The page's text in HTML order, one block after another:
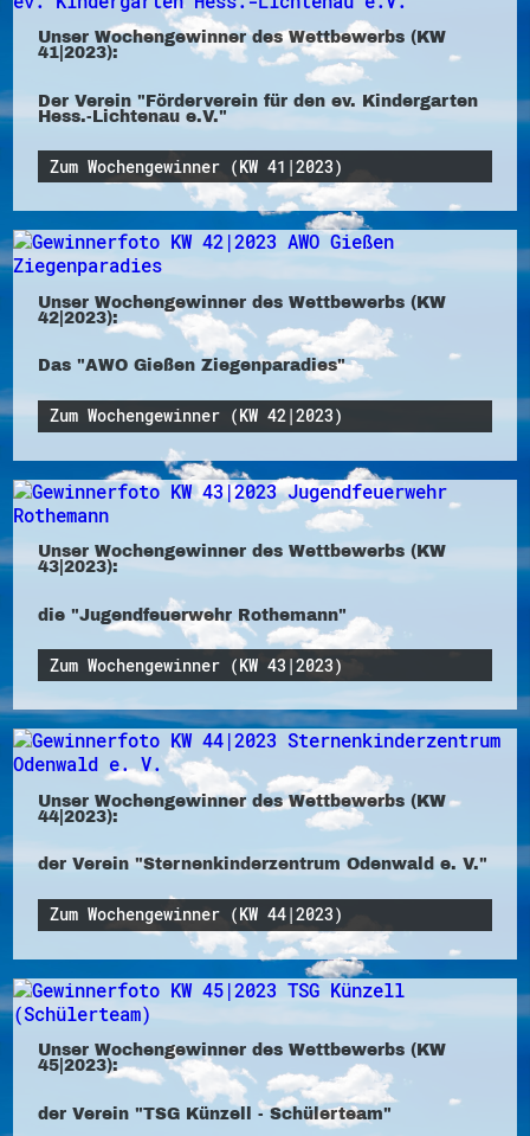
Unser Wochengewinner des Wettbewerbs (KW
41|2023):
Der Verein "Förderverein für den ev. Kindergarten
Hess.-Lichtenau e.V."
Zum Wochengewinner (KW 41|2023)
Unser Wochengewinner des Wettbewerbs (KW
42|2023):
Das "AWO Gießen Ziegenparadies"
Zum Wochengewinner (KW 42|2023)
Unser Wochengewinner des Wettbewerbs (KW
43|2023):
die "Jugendfeuerwehr Rothemann"
Zum Wochengewinner (KW 43|2023)
Unser Wochengewinner des Wettbewerbs (KW
44|2023):
der Verein "Sternenkinderzentrum Odenwald e. V."
Zum Wochengewinner (KW 44|2023)
Unser Wochengewinner des Wettbewerbs (KW
45|2023):
der Verein "TSG Künzell - Schülerteam"